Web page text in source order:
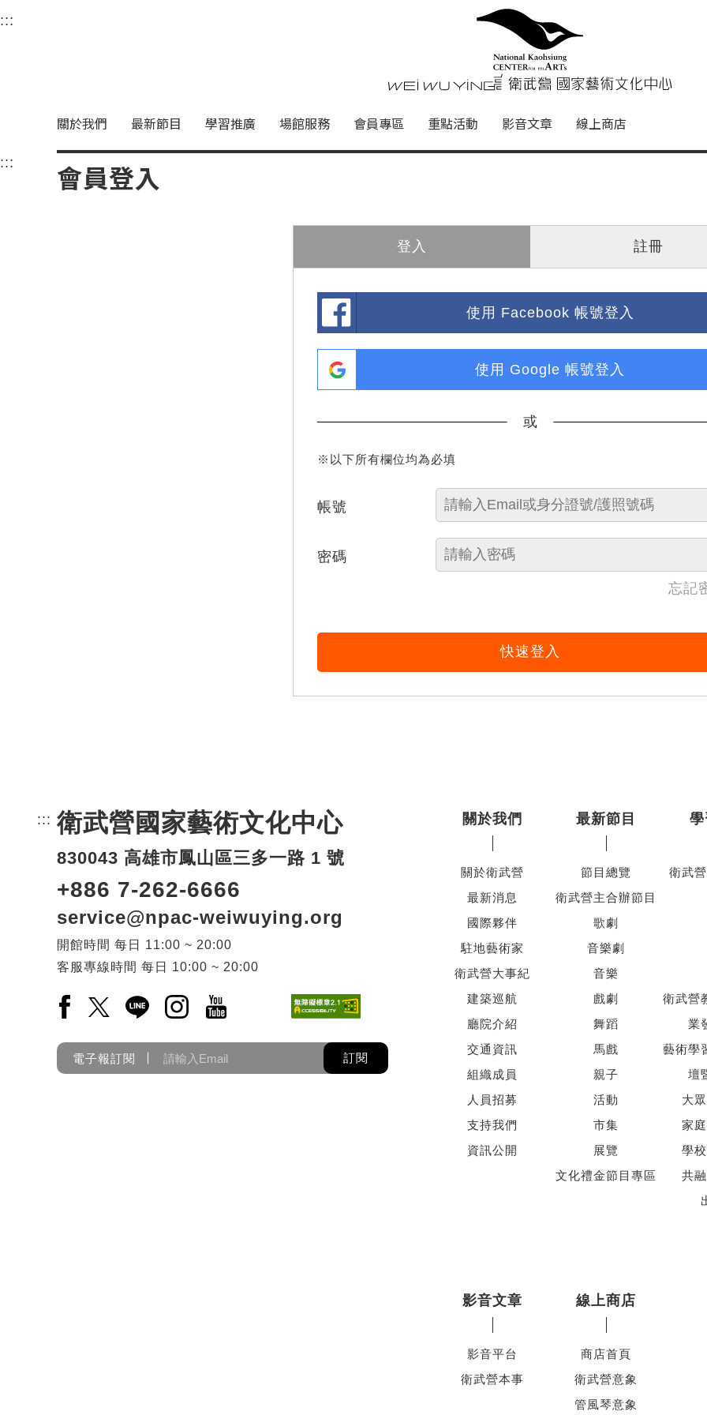
衛武營國家藝術文化中心
中央內容區塊，為本頁主要內容區。
::: 衛武營國家藝術文
關於我們 最新節目 學習推廣 場館服務 會員專區 重點活動 影音文章 線上商店
::: 中央內容區塊，為本頁主要內容區。
會員登入
登入 註冊
使用 Facebook 帳號登入
使用 Google 帳號登入
或
※以下所有欄位均為必填
帳號
密碼
忘記
快速登入
::: 頁尾網站資訊。
衛武營國家藝術文化中心
830043 高雄市鳳山區三多一路 1 號
+886 7-262-6666
service@npac-weiwuying.org
開館時間 每日
11:00 ~ 20:00
客服專線時間 每日 10:00 ~ 20:00
Facebook(另開新視窗)
X(另開新視窗)
LINE(另開新視窗)
Instagram(另開新視窗)
YouTube(另開新視窗)
電子報訂閱 訂閱
關於我們
關於衛武營
最新消息
國際夥伴
駐地藝術家
衛武營大事紀
建築巡航
廳院介紹
交通資訊
組織成員
人員招募
支持我們
資訊公開
最新節目
節目總覽
衛武營主合辦節目
歌劇
音樂劇
音樂
戲劇
舞蹈
馬戲
親子
活動
市集
展覽
文化禮金節目專區
衛武
衛武營
業
藝術學
壇
大
家
學
共
影音文章
影音平台
衛武營本事
線上商店
商店首頁
衛武營意象
管風琴意象